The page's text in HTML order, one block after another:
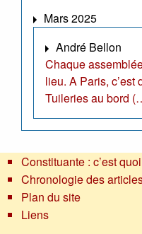
Mars 2025
André Bellon
Chaque
lieu. A Paris,
Tuileries au bord
Constituante : c’est
Chronologie des
Plan du site
Liens